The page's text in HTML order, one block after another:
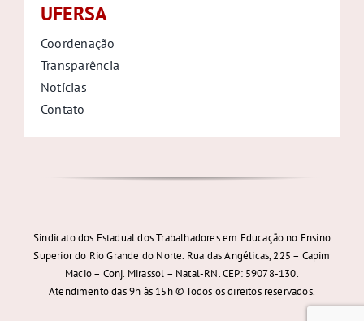
UFERSA
Coordenação
Transparência
Notícias
Contato
Sindicato dos Estadual dos Trabalhadores em Educação no Ensino
Superior do Rio Grande do Norte. Rua das Angélicas, 225 – Capim
Macio – Conj. Mirassol – Natal-RN. CEP: 59078-130.
Atendimento das 9h às 15h © Todos os direitos reservados.